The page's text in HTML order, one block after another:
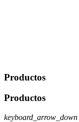
Productos
Productos
keyboard_arrow_down